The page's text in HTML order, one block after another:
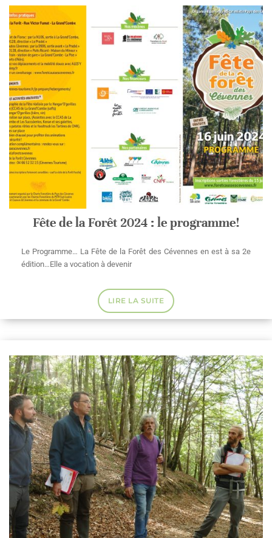
30 mai 2024
Fête de la Forêt 2024 : le programme!
Le Programme… La Fête de la Forêt des Cévennes en est à sa 2e
édition…Elle a vocation à devenir
LIRE LA SUITE